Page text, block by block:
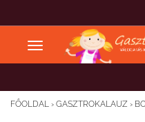
FŐOLDAL › GASZTROKALAUZ ›